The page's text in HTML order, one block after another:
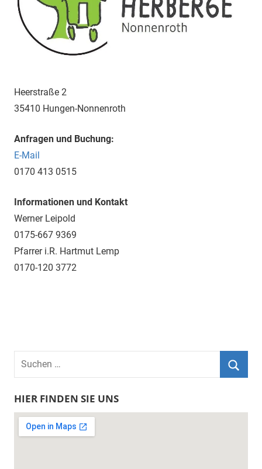
Heerstraße 2
35410 Hungen-Nonnenroth
Anfragen und Buchung:
E-Mail
0170 413 0515
Informationen und Kontakt
Werner Leipold
0175-667 9369
Pfarrer i.R. Hartmut Lemp
0170-120 3772
Suchen
HIER FINDEN SIE UNS